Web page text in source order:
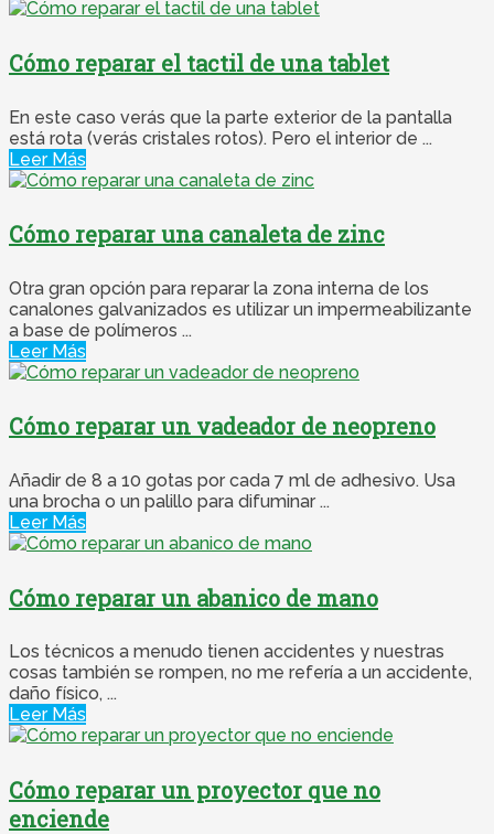
Cómo reparar el tactil de una tablet
En este caso verás que la parte exterior de la pantalla
está rota (verás cristales rotos). Pero el interior de ...
Leer Más
Cómo reparar una canaleta de zinc
Otra gran opción para reparar la zona interna de los
canalones galvanizados es utilizar un impermeabilizante
a base de polímeros ...
Leer Más
Cómo reparar un vadeador de neopreno
Añadir de 8 a 10 gotas por cada 7 ml de adhesivo. Usa
una brocha o un palillo para difuminar ...
Leer Más
Cómo reparar un abanico de mano
Los técnicos a menudo tienen accidentes y nuestras
cosas también se rompen, no me refería a un accidente,
daño físico, ...
Leer Más
Cómo reparar un proyector que no
enciende